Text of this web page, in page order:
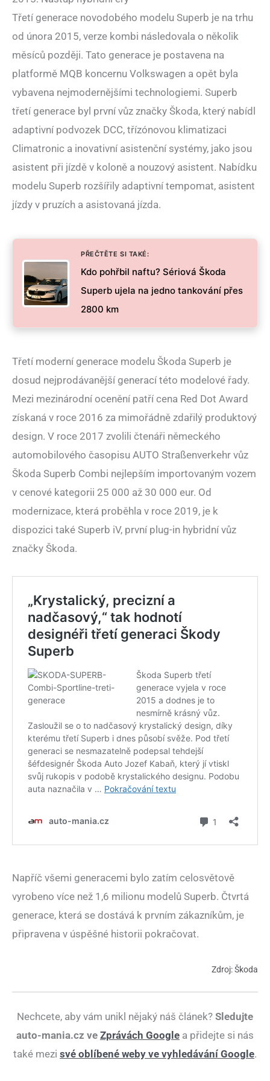
Třetí generace novodobého modelu Superb je na trhu
od února 2015, verze kombi následovala o několik
měsíců později. Tato generace je postavena na
platformě MQB koncernu Volkswagen a opět byla
vybavena nejmodernějšími technologiemi. Superb
třetí generace byl první vůz značky Škoda, který nabídl
adaptivní podvozek DCC, třízónovou klimatizaci
Climatronic a inovativní asistenční systémy, jako jsou
asistent při jízdě v koloně a nouzový asistent. Nabídku
modelu Superb rozšířily adaptivní tempomat, asistent
jízdy v pruzích a asistovaná jízda.
PŘEČTĚTE SI TAKÉ:
Kdo pohřbil naftu? Sériová Škoda
Superb ujela na jedno tankování přes
2800 km
Třetí moderní generace modelu Škoda Superb je
dosud nejprodávanější generací této modelové řady.
Mezi mezinárodní ocenění patří cena Red Dot Award
získaná v roce 2016 za mimořádně zdařilý produktový
design. V roce 2017 zvolili čtenáři německého
automobilového časopisu AUTO Straßenverkehr vůz
Škoda Superb Combi nejlepším importovaným vozem
v cenové kategorii 25 000 až 30 000 eur. Od
modernizace, která proběhla v roce 2019, je k
dispozici také Superb iV, první plug‑in hybridní vůz
značky Škoda.
Napříč všemi generacemi bylo zatím celosvětově
vyrobeno více než 1,6 milionu modelů Superb. Čtvrtá
generace, která se dostává k prvním zákazníkům, je
připravena v úspěšné historii pokračovat.
Zdroj: Škoda
Nechcete, aby vám unikl nějaký náš článek? Sledujte
auto-mania.cz ve Zprávách Google a přidejte si nás
také mezi své oblíbené weby ve vyhledávání Google.